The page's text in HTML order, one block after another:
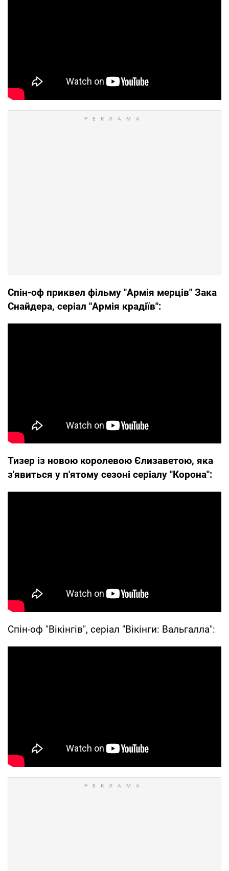
Спін-оф приквел фільму "Армія мерців" Зака
Снайдера, серіал "Армія крадіїв":
Тизер із новою королевою Єлизаветою, яка
з'явиться у п'ятому сезоні серіалу "Корона":
Спін-оф "Вікінгів", серіал "Вікінги: Вальгалла":